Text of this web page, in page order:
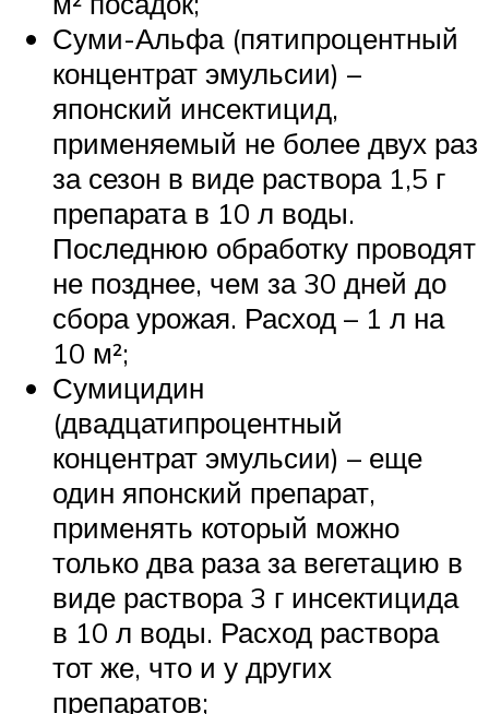
Суми-Альфа (пятипроцентный
концентрат эмульсии) –
японский инсектицид,
применяемый не более двух раз
за сезон в виде раствора 1,5 г
препарата в 10 л воды.
Последнюю обработку проводят
не позднее, чем за 30 дней до
сбора урожая. Расход – 1 л на
10 м²;
Сумицидин
(двадцатипроцентный
концентрат эмульсии) – еще
один японский препарат,
применять который можно
только два раза за вегетацию в
виде раствора 3 г инсектицида
в 10 л воды. Расход раствора
тот же, что и у других
препаратов;